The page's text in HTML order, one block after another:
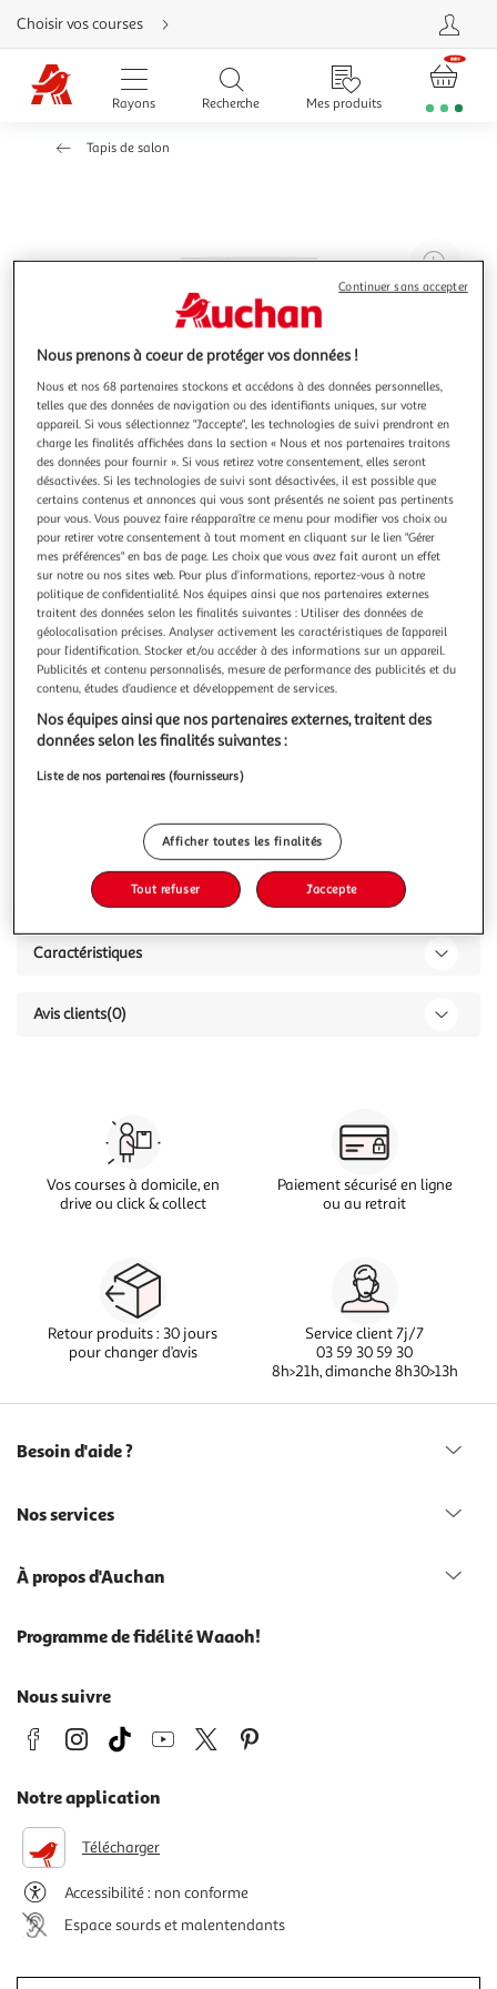
Aller
directement
au
contenu
Aller
directement
Aller
la
Choisir vos courses
Rayons Recherche Mes produits
Tapis de salon
Illustration
précédente
Illustration
suivante
PARIS PRIX
Tapis Ethnique à Franges Agadir Noir & Blanc
Informations Techniques : Dimensions : 4 Tailles
Disponibles Hauteur : 23 mm (environ) Matières :
Revêtement : 70% Polypropylène & 30% Polyester Dos :
Jute Spécificités : Design & Tendance Style Ethnique
Branché Motif Peint à la Main Avec Franges Décoratives
En savoir +
Vous voulez connaître le prix de ce produit ?
Afficher le prix
Description
Caractéristiques
Avis clients(0)
Vos courses à domicile, en
drive ou click & collect
Paiement sécurisé en ligne
ou au retrait
Retour produits : 30 jours
pour changer d’avis
Service client 7j/7
03 59 30 59 30
8h>21h, dimanche 8h30>13h
Besoin d'aide ?
Nos services
À propos d'Auchan
Programme de fidélité Waaoh!
Nous suivre
Notre application
Télécharger
Accessibilité : non conforme
Espace sourds et malentendants
Nous prenons à coeur de protéger vos données !
Nous et nos 68 partenaires stockons et accédons à des données personnelles,
telles que des données de navigation ou des identifiants uniques, sur votre
appareil. Si vous sélectionnez "J'accepte", les technologies de suivi prendront en
charge les finalités affichées dans la section « Nous et nos partenaires traitons
des données pour fournir ». Si vous retirez votre consentement, elles seront
désactivées. Si les technologies de suivi sont désactivées, il est possible que
certains contenus et annonces qui vous sont présentés ne soient pas pertinents
pour vous. Vous pouvez faire réapparaître ce menu pour modifier vos choix ou
pour retirer votre consentement à tout moment en cliquant sur le lien "Gérer
mes préférences" en bas de page. Les choix que vous avez fait auront un effet
sur notre ou nos sites web. Pour plus d’informations, reportez-vous à notre
politique de confidentialité. Nos équipes ainsi que nos partenaires externes
traitent des données selon les finalités suivantes : Utiliser des données de
géolocalisation précises. Analyser activement les caractéristiques de l’appareil
pour l’identification. Stocker et/ou accéder à des informations sur un appareil.
Publicités et contenu personnalisés, mesure de performance des publicités et du
contenu, études d’audience et développement de services.
Nos équipes ainsi que nos partenaires externes, traitent des
données selon les finalités suivantes :
Liste de nos partenaires (fournisseurs)
Afficher toutes les finalités
Tout refuser J'accepte
Continuer sans accepter